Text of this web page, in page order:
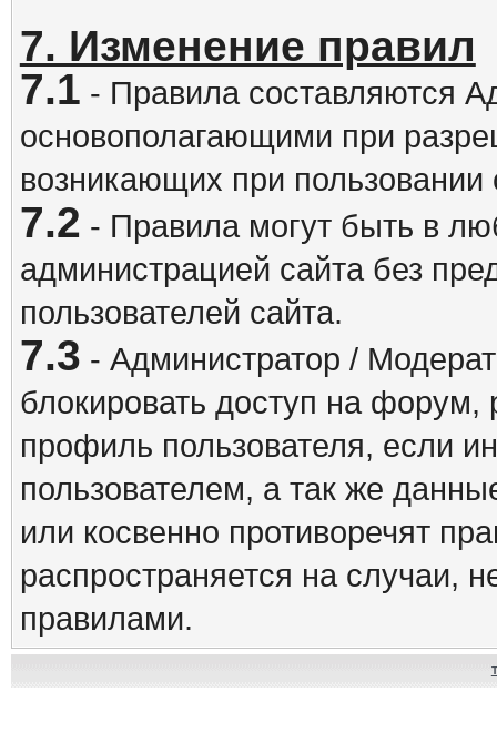
7. Изменение правил
7.1 - Правила составляются
основополагающими при
возникающих при пользовании
7.2 - Правила могут быть в
администрацией сайта без
пользователей сайта.
7.3 - Администратор /
блокировать доступ на форум,
профиль пользователя, если
пользователем, а так же
или косвенно противоречят
распространяется на случаи,
правилами.